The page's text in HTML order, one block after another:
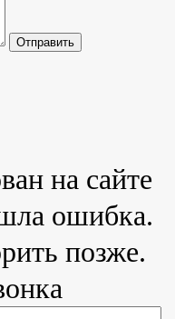
Отправить
на сайте
ошибка.
позже.